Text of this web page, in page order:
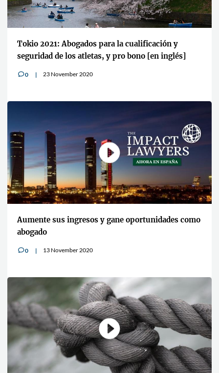
Tokio 2021: Abogados para la cualificación y
seguridad de los atletas, y pro bono [en inglés]
v0 23 November 2020
Aumente sus ingresos y gane oportunidades como
abogado
v0 13 November 2020